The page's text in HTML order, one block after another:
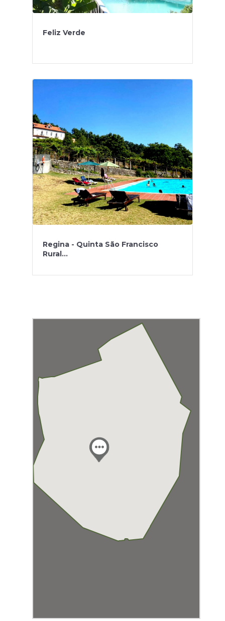
Feliz Verde
Regina - Quinta São Francisco
Rural...